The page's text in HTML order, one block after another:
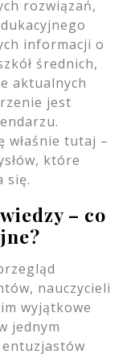
rozwiązań,
informacji o
średnich,
aktualnych
jest
właśnie tutaj –
które
się.
– co
nauczycieli
wyjątkowe
jednym